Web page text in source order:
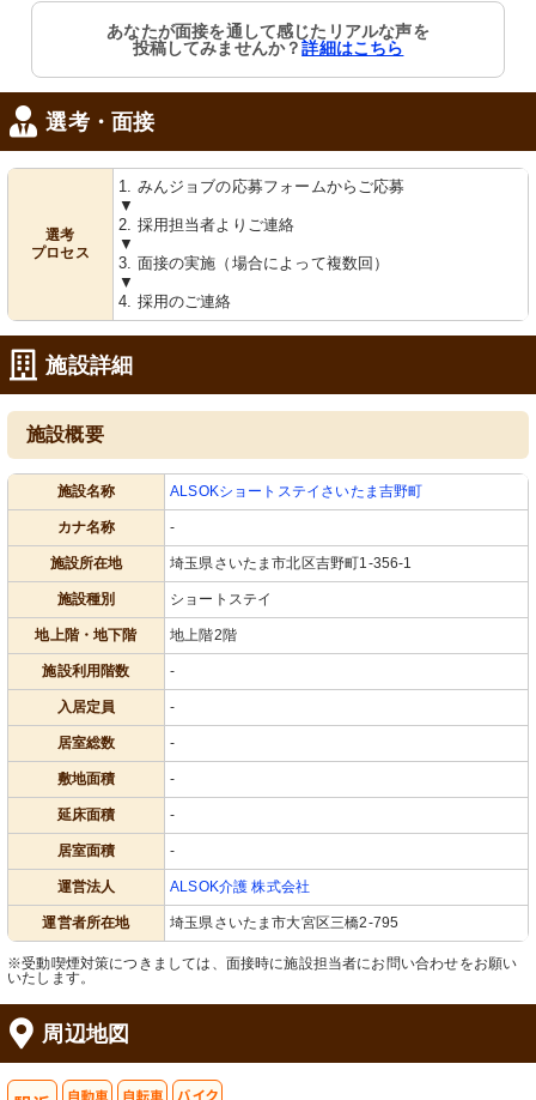
あなたが面接を通して感じたリアルな声を
投稿してみませんか？詳細はこちら
選考・面接
選考
プロセス
1. みんジョブの応募フォームからご応募
▼
2. 採用担当者よりご連絡
▼
3. 面接の実施（場合によって複数回）
▼
4. 採用のご連絡
施設詳細
施設概要
施設名称 ALSOKショートステイさいたま吉野町
カナ名称 -
施設所在地 埼玉県さいたま市北区吉野町1-356-1
施設種別 ショートステイ
地上階・地下階 地上階2階
施設利用階数 -
入居定員 -
居室総数 -
敷地面積 -
延床面積 -
居室面積 -
運営法人 ALSOK介護 株式会社
運営者所在地 埼玉県さいたま市大宮区三橋2-795
※受動喫煙対策につきましては、面接時に施設担当者にお問い合わせをお願い
いたします。
周辺地図